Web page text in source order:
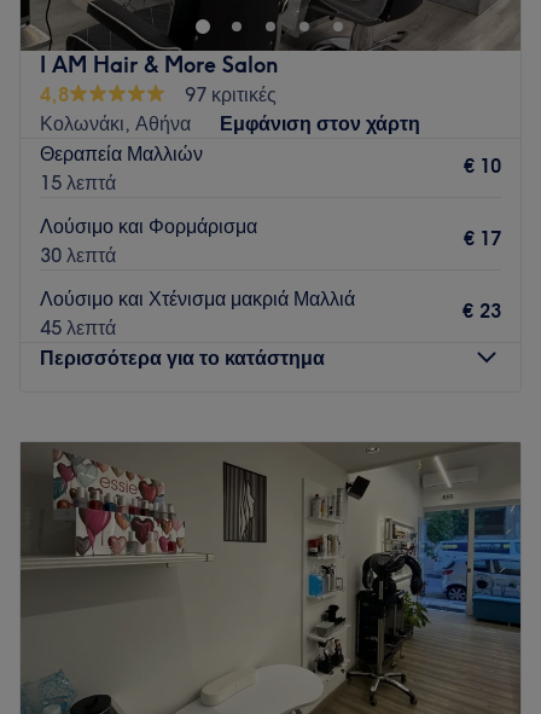
I AM Hair & More Salon
4,8
97 κριτικές
Κολωνάκι, Αθήνα
Εμφάνιση στον χάρτη
Θεραπεία Μαλλιών
15 λεπτά
€ 10
Λούσιμο και Φορμάρισμα
30 λεπτά
€ 17
Λούσιμο και Χτένισμα μακριά Μαλλιά
45 λεπτά
€ 23
Περισσότερα για το κατάστημα
Τρίτη
09:00
20:00
Τετάρτη
09:00
18:00
Πέμπτη
–20:00
Παρασκευή
09:00–20:00
Σάββατο
09:00– 18:00
Κλειστό
Το I AM Hair & More Salon προσφέρει σύγχρονες και
ποιοτικές υπηρεσίες κομμωτικής σε ένα μοντέρνο και φιλικό